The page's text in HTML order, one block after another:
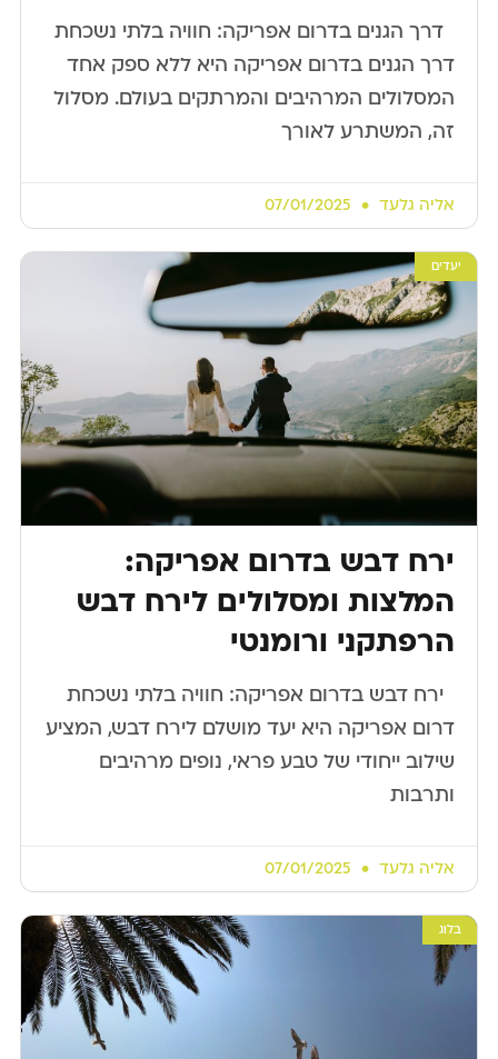
​ ​ דרך הגנים בדרום אפריקה: חוויה בלתי נשכחת
דרך הגנים בדרום אפריקה היא ללא ספק אחד
המסלולים המרהיבים והמרתקים בעולם. מסלול
זה, המשתרע לאורך
אליה גלעד
יעדים
ירח דבש בדרום אפריקה:
המלצות ומסלולים לירח דבש
הרפתקני ורומנטי
​ ​ ירח דבש בדרום אפריקה: חוויה בלתי נשכחת
דרום אפריקה היא יעד מושלם לירח דבש, המציע
שילוב ייחודי של טבע פראי, נופים מרהיבים
ותרבות
אליה גלעד
בלוג